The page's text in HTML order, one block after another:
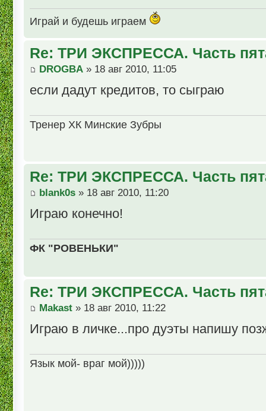
Играй и будешь играем
Re: ТРИ ЭКСПРЕССА. Часть
DROGBA » 18 авг 2010, 11:05
если дадут кредитов, то сыграю
Тренер ХК Минские Зубры
Re: ТРИ ЭКСПРЕССА. Часть
blank0s » 18 авг 2010, 11:20
Играю конечно!
ФК "РОВЕНЬКИ"
Re: ТРИ ЭКСПРЕССА. Часть
Makast » 18 авг 2010, 11:22
Играю в личке...про дуэты напишу
Язык мой- враг мой)))))